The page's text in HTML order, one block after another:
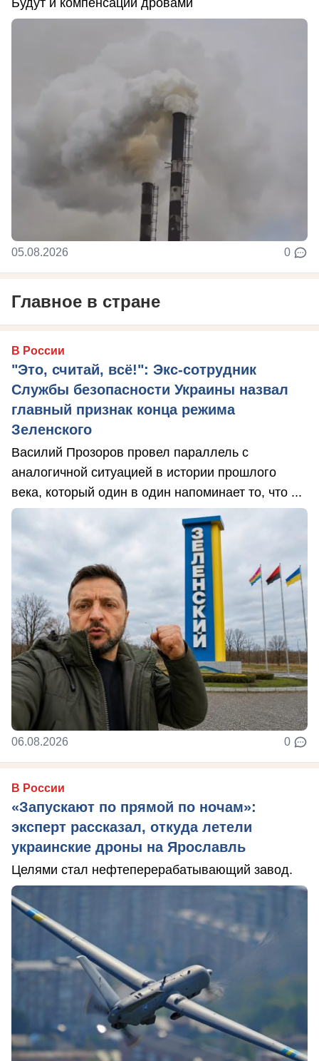
Будут и компенсации дровами
05.08.2026 0
Главное в стране
В России
"Это, считай, всё!": Экс-сотрудник
Службы безопасности Украины назвал
главный признак конца режима
Зеленского
Василий Прозоров провел параллель с
аналогичной ситуацией в истории прошлого
века, который один в один напоминает то, что ...
06.08.2026 0
В России
«Запускают по прямой по ночам»:
эксперт рассказал, откуда летели
украинские дроны на Ярославль
Целями стал нефтеперерабатывающий завод.